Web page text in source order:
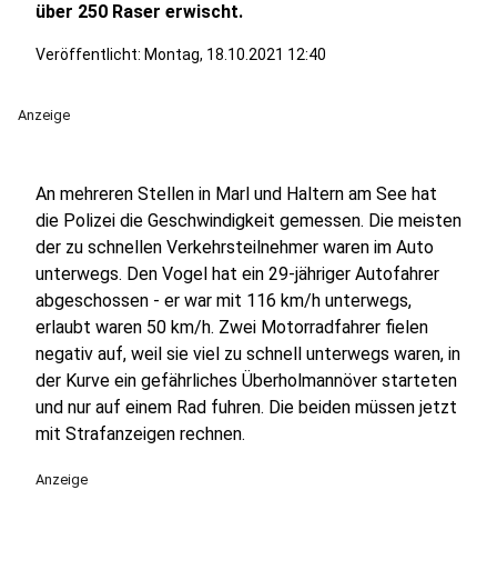
über 250 Raser erwischt.
Veröffentlicht: Montag, 18.10.2021 12:40
Anzeige
An mehreren Stellen in Marl und Haltern am See hat
die Polizei die Geschwindigkeit gemessen. Die meisten
der zu schnellen Verkehrsteilnehmer waren im Auto
unterwegs. Den Vogel hat ein 29-jähriger Autofahrer
abgeschossen - er war mit 116 km/h unterwegs,
erlaubt waren 50 km/h. Zwei Motorradfahrer fielen
negativ auf, weil sie viel zu schnell unterwegs waren, in
der Kurve ein gefährliches Überholmannöver starteten
und nur auf einem Rad fuhren. Die beiden müssen jetzt
mit Strafanzeigen rechnen.
Anzeige